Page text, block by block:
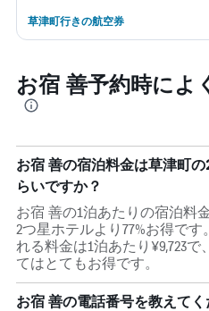
草津町行きの航空券
お宿 善予約時によ
お宿 善の宿泊料金は草津町
らいですか？
お宿 善の1泊あたりの宿泊料
2つ星ホテルより77%お得で
れる料金は1泊あたり¥9,723
てはとてもお得です。
お宿 善の電話番号を教えてく